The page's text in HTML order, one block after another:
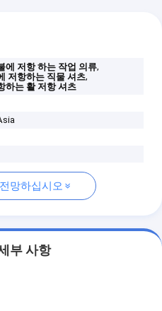
에 저항 하는 작업 의류,
저항하는 직물 셔츠,
하는 활 저항 셔츠
망하십시오
부 사항